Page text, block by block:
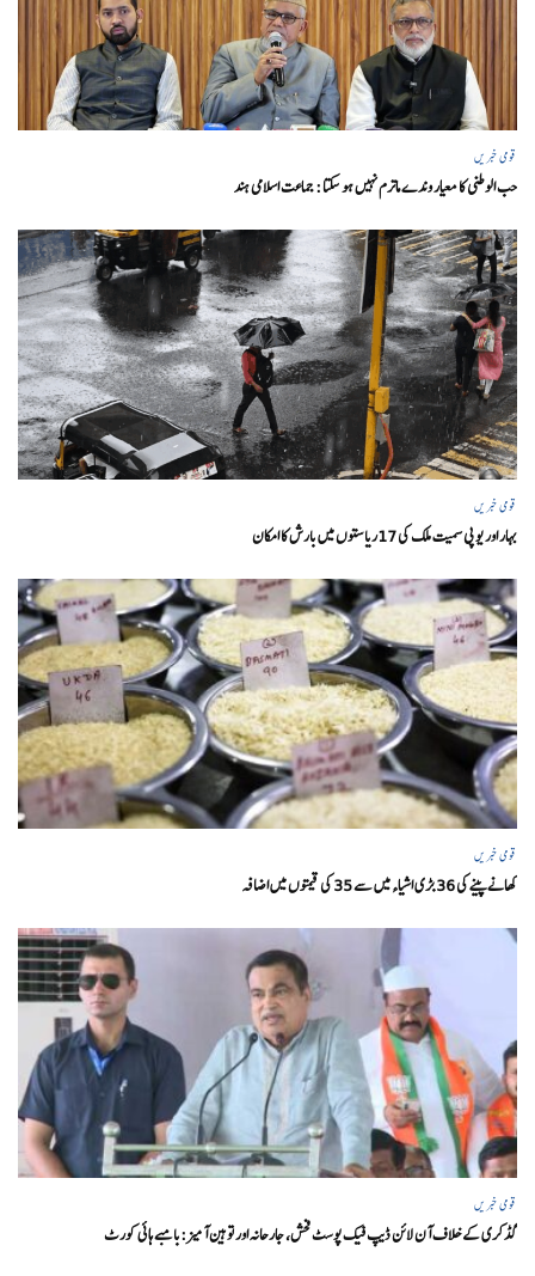
قومی خبریں
حب الوطنی کا معیار وندے ماترم نہیں ہو سکتا : جماعت اسلامی ہند
قومی خبریں
بہار اور یو پی سمیت ملک کی 17ریاستوں میں بارش کا امکان
قومی خبریں
کھانے پینے کی 36 بڑی اشیاء میں سے 35 کی قیمتوں میں اضافہ
قومی خبریں
گڈکری کے خلاف آن لائن ڈیپ فیک پوسٹ فحش، جارحانہ اور توہین آمیز:بامبے ہائی کورٹ